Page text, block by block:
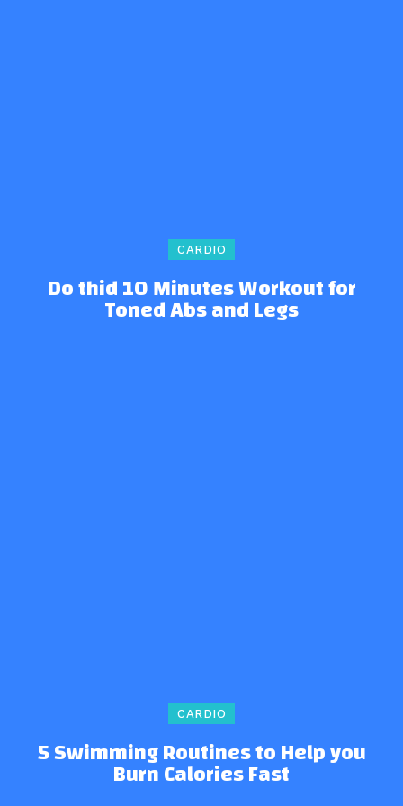
CARDIO
Do thid 10 Minutes Workout for
Toned Abs and Legs
CARDIO
5 Swimming Routines to Help you
Burn Calories Fast